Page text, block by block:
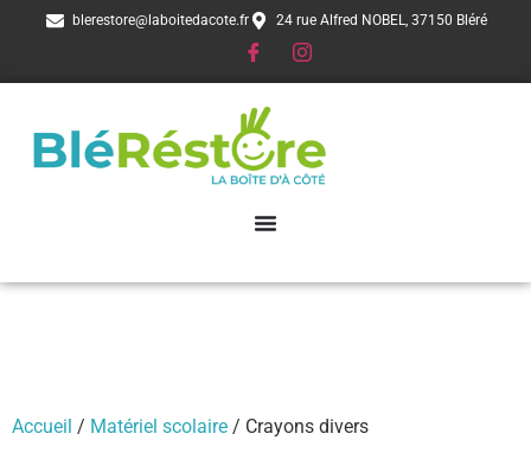
blerestore@laboitedacote.fr 24 rue Alfred NOBEL, 37150 Bléré
Accueil / Matériel scolaire / Crayons divers